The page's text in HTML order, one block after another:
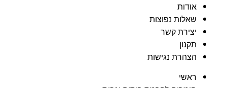
אודות
שאלות נפוצות
יצירת קשר
תקנון
הצהרת נגישות
ראשי